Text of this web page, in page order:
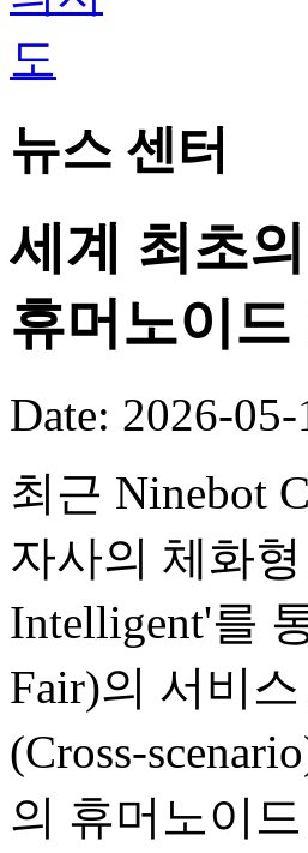
뉴스 센터
세계 최초
휴머노이
Date: 2026-05-
최근 Ninebot
자사의 체화
Intelligent'를
Fair)의 서비
(Cross-
의 휴머노이